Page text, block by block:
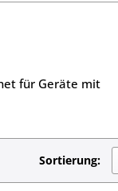
für Geräte mit
Sortierung: